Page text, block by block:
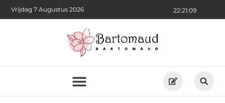
22:21:10
Vrijdag 7 Augustus 2026